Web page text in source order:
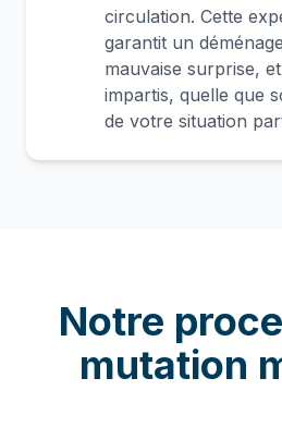
circulation. Cette
garantit un
mauvaise surprise,
impartis, quelle que
de votre situation
Notre
mutation